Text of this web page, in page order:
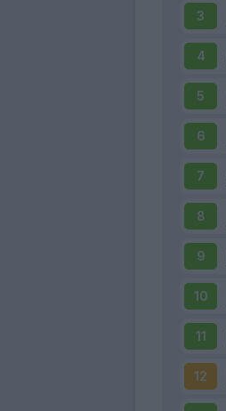
3
4
5
6
7
8
9
10
11
12